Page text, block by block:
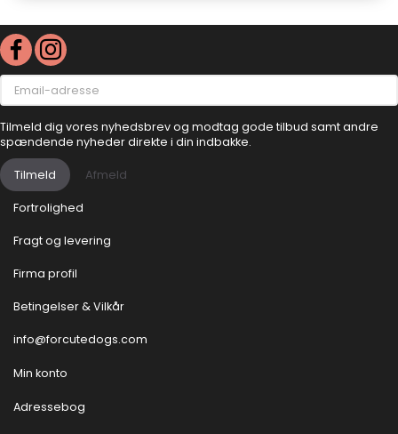
Email-
adresse
Tilmeld dig vores nyhedsbrev og modtag gode tilbud samt andre
spændende nyheder direkte i din indbakke.
Tilmeld Afmeld
Fortrolighed
Fragt og levering
Firma profil
Betingelser & Vilkår
info@forcutedogs.com
Min konto
Adressebog